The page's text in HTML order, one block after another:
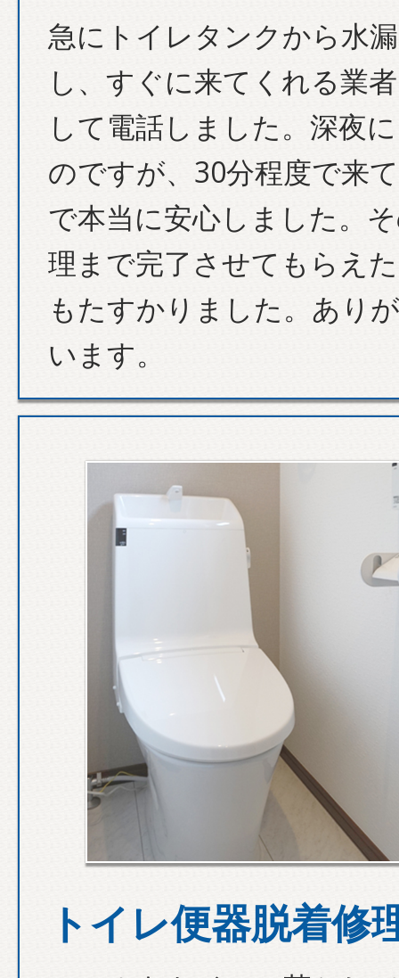
急にトイレタンクから水
し、すぐに来てくれる業
して電話しました。深夜
のですが、30分程度で来
で本当に安心しました。
理まで完了させてもらえ
もたすかりました。あり
います。
トイレ便器脱着修